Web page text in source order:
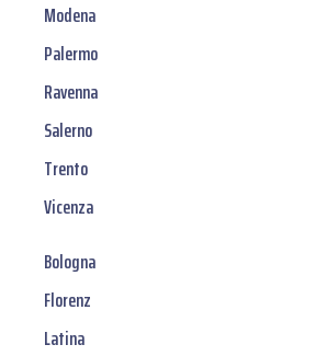
Modena
Palermo
Ravenna
Salerno
Trento
Vicenza
Bologna
Florenz
Latina